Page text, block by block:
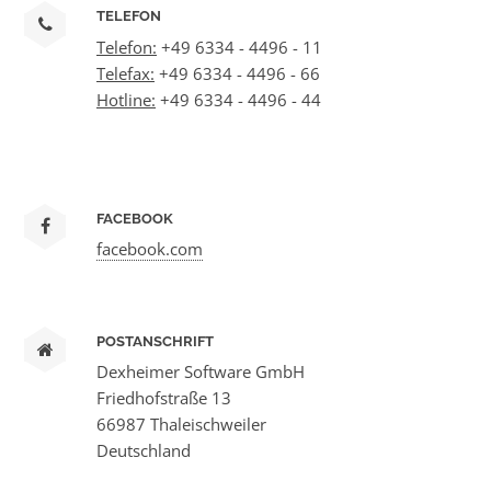
TELEFON
Telefon: +49 6334 - 4496 - 11
Telefax: +49 6334 - 4496 - 66
Hotline: +49 6334 - 4496 - 44
FACEBOOK
facebook.com
POSTANSCHRIFT
Dexheimer Software GmbH
Friedhofstraße 13
66987 Thaleischweiler
Deutschland